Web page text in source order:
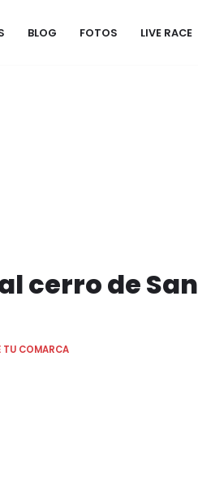
BLOG FOTOS LIVE RACE
cerro de San
TU COMARCA